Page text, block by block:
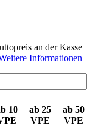
an der Kasse
Informationen
10
ab 25
VPE
ab 50
VPE